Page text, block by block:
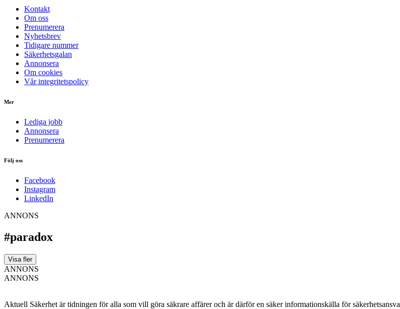
Kontakt
Om oss
Prenumerera
Nyhetsbrev
Tidigare nummer
Säkerhetsgalan
Annonsera
Om cookies
Vår integritetspolicy
Mer
Lediga jobb
Annonsera
Prenumerera
Följ oss
Facebook
Instagram
LinkedIn
ANNONS
#paradox
Visa fler
ANNONS
ANNONS
Aktuell Säkerhet är tidningen för alla som vill göra säkrare affärer och är därför en säker informationskälla för